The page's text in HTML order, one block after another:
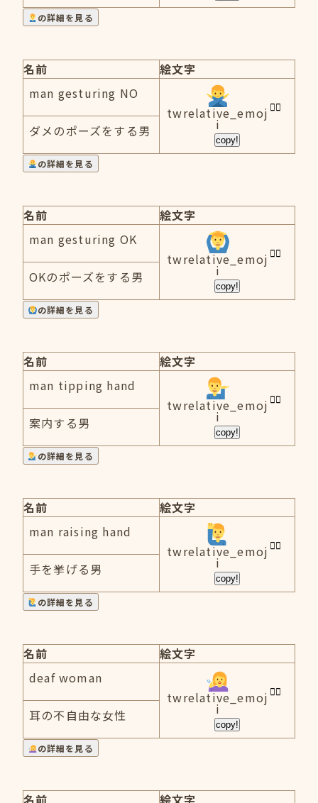
の詳細を見る
名前
絵文字
man gesturing NO
twrelative_emoj
i
copy!
ダメのポーズをする男
の詳細を見る
名前
絵文字
man gesturing OK
twrelative_emoj
i
copy!
OKのポーズをする男
の詳細を見る
名前
絵文字
man tipping hand
twrelative_emoj
i
copy!
案内する男
の詳細を見る
名前
絵文字
man raising hand
twrelative_emoj
i
copy!
手を挙げる男
の詳細を見る
名前
絵文字
deaf woman
twrelative_emoj
i
copy!
耳の不自由な女性
の詳細を見る
名前 絵文字